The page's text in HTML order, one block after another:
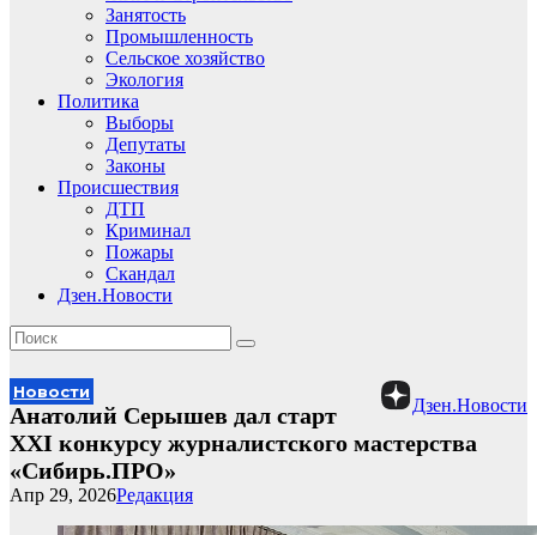
Занятость
Промышленность
Сельское хозяйство
Экология
Политика
Выборы
Депутаты
Законы
Происшествия
ДТП
Криминал
Пожары
Скандал
Дзен.Новости
Дзен.Новости
Новости
Анатолий Серышев дал старт
XXI конкурсу журналистского мастерства
«Сибирь.ПРО»
Редакция
Апр 29, 2026